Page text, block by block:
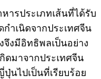
ารประเภทเส้นที่ได้รับ
ำเนิดจากประเทศจีน
จึงมีอิทธิพลเป็นอย่าง
ดมาจากประเทศจีน
นไปเป็นที่เรียบร้อย